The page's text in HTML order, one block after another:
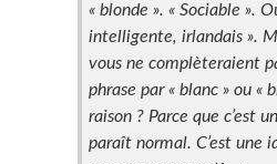
« blonde ». « Sociable ».
intelligente, irlandais ».
vous ne complèteraient
phrase par « blanc » ou «
raison ? Parce que c’est
paraît normal. C’est une